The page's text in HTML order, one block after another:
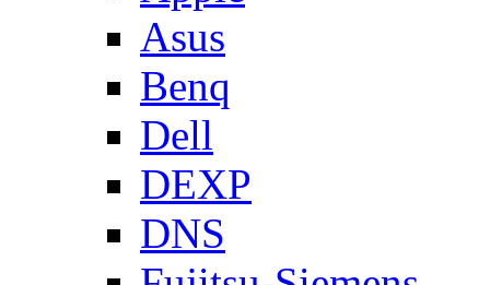
Asus
Benq
Dell
DEXP
DNS